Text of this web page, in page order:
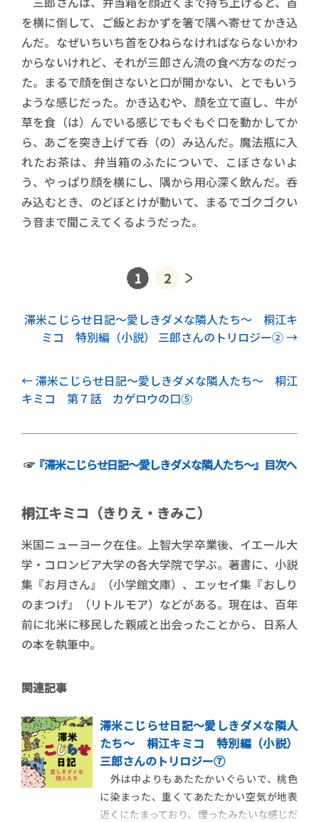
を横に倒して、ご飯とおかずを箸で隅へ寄せてかき込
んだ。なぜいちいち首をひねらなければならないかわ
からないけれど、それが三郎さん流の食べ方なのだっ
た。まるで顔を倒さないと口が開かない、とでもいう
ような感じだった。かき込むや、顔を立て直し、牛が
草を食（は）んでいる感じでもぐもぐ口を動かしてか
ら、あごを突き上げて呑（の）み込んだ。魔法瓶に入
れたお茶は、弁当箱のふたについで、こぼさないよ
う、やっぱり顔を横にし、隅から用心深く飲んだ。呑
み込むとき、のどぼとけが動いて、まるでゴクゴクい
う音まで聞こえてくるようだった。
1 2
次記事
滞米こじらせ日記～愛しきダメな隣人たち～ 桐江キ
ミコ 特別編（小説） 三郎さんのトリロジー②
前記事
滞米こじらせ日記～愛しきダメな隣人たち～ 桐江
キミコ 第７話 カゲロウの口⑤
☞『滞米こじらせ日記～愛しきダメな隣人たち～』目次へ
桐江キミコ（きりえ・きみこ）
米国ニューヨーク在住。上智大学卒業後、イエール大
学・コロンビア大学の各大学院で学ぶ。著書に、小説
集『お月さん』（小学館文庫）、エッセイ集『おしり
のまつげ』（リトルモア）などがある。現在は、百年
前に北米に移民した親戚と出会ったことから、日系人
の本を執筆中。
関連記事
滞米こじらせ日記～愛しきダメな隣人
たち～ 桐江キミコ 特別編（小説）
三郎さんのトリロジー⑦
外は中よりもあたたかいぐらいで、桃色
に染まった、重くてあたたかい空気が地表
近くにたまっており、煙ったみたいな感じだ